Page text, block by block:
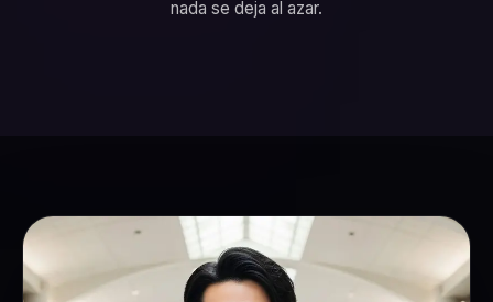
nada se deja al azar.